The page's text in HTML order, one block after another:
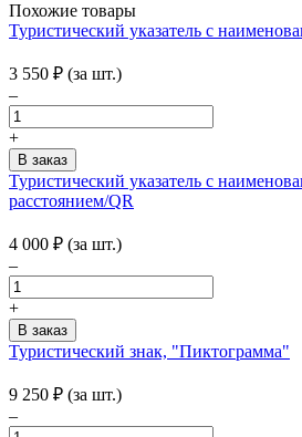
Похожие товары
Туристический указатель с
3 550 ₽ (за шт.)
–
+
Туристический указатель с
расстоянием/QR
4 000 ₽ (за шт.)
–
+
Туристический знак, "Пиктограмма"
9 250 ₽ (за шт.)
–